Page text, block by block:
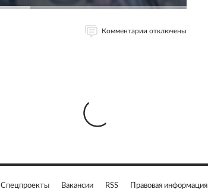
Комментарии отключены
Спецпроекты Вакансии RSS Правовая информация